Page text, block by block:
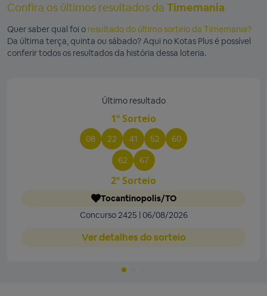
Confira os últimos resultados da Timemania
Quer saber qual foi o resultado do último sorteio da Timemania?
Da última terça, quinta ou sábado? Aqui no Kotas Plus é possível
conferir todos os resultados da história dessa loteria.
Último resultado
1º Sorteio
08 22 41 52
60
62
67
2º Sorteio
Tocantinopolis/TO
Concurso 2425 | 06/08/2026
Ver detalhes do sorteio